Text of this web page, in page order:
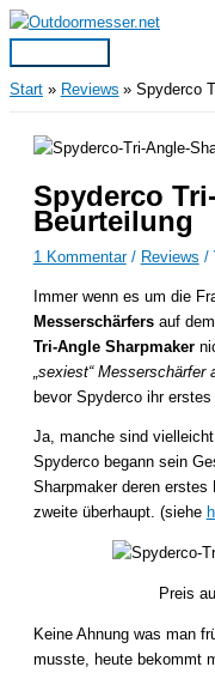
Zum
Inhalt
springenHauptmenü
Start
Reviews Spyderco
Spyderco
Beurteilung
1 Kommentar / Reviews /
Immer wenn es um die
Messerschärfersauf
Tri-Angle Sharpmaker
„sexiest“ Messerschärfer
bevor Spyderco ihr
Ja, manche sind
Spyderco begann sein
Sharpmaker deren
zweite überhaupt. (siehe
Preis
Keine Ahnung was man
musste, heute bekommt